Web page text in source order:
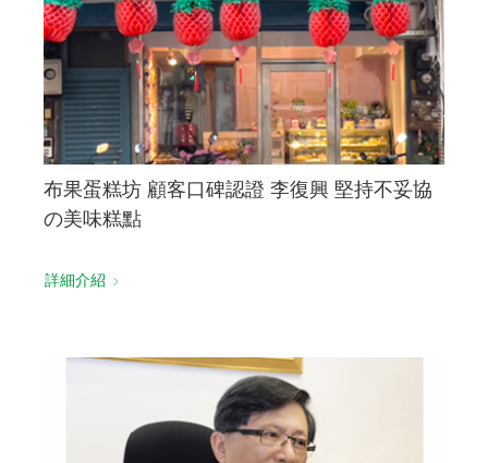
布果蛋糕坊 顧客口碑認證 李復興 堅持不妥協
の美味糕點
詳細介紹